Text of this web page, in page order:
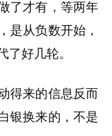
了才有，等两年
是从负数开始，
好几轮。
得来的信息反而
银换来的，不是